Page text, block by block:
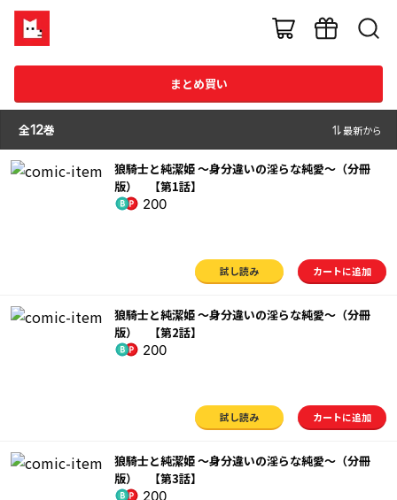
まとめ買い
全12巻 最新から
狼騎士と純潔姫 ～身分違いの淫らな純愛～（分冊
版） 【第1話】
200
試し読み カートに追加
狼騎士と純潔姫 ～身分違いの淫らな純愛～（分冊
版） 【第2話】
200
試し読み カートに追加
狼騎士と純潔姫 ～身分違いの淫らな純愛～（分冊
版） 【第3話】
200